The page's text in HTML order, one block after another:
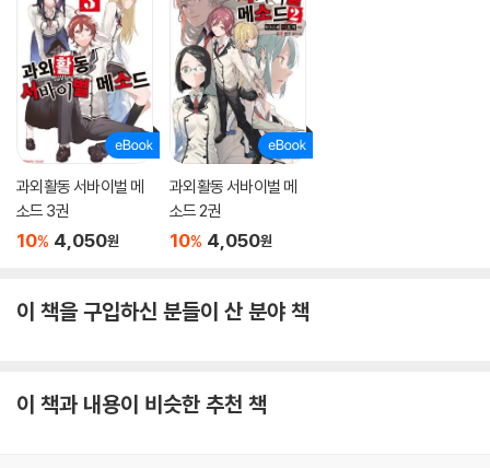
과외활동 서바이벌 메
소드 3권
10% 4,050원
과외활동 서바이벌 메
소드 2권
10% 4,050원
이 책을 구입하신 분들이 산 분야 책
이 책과 내용이 비슷한 추천 책